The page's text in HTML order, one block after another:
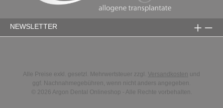
NEWSLETTER
Alle Preise exkl. gesetzl. Mehrwertsteuer zzgl. Versandkosten und
ggf. Nachnahmegebühren, wenn nicht anders angegeben.
© 2026 Argon Dental Onlineshop - Alle Rechte vorbehalten.